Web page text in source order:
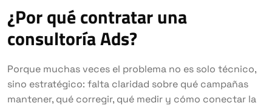
¿Por qué contratar una
consultoría Ads?
Porque muchas veces el problema no es solo técnico,
sino estratégico: falta claridad sobre qué campañas
mantener, qué corregir, qué medir y cómo conectar la